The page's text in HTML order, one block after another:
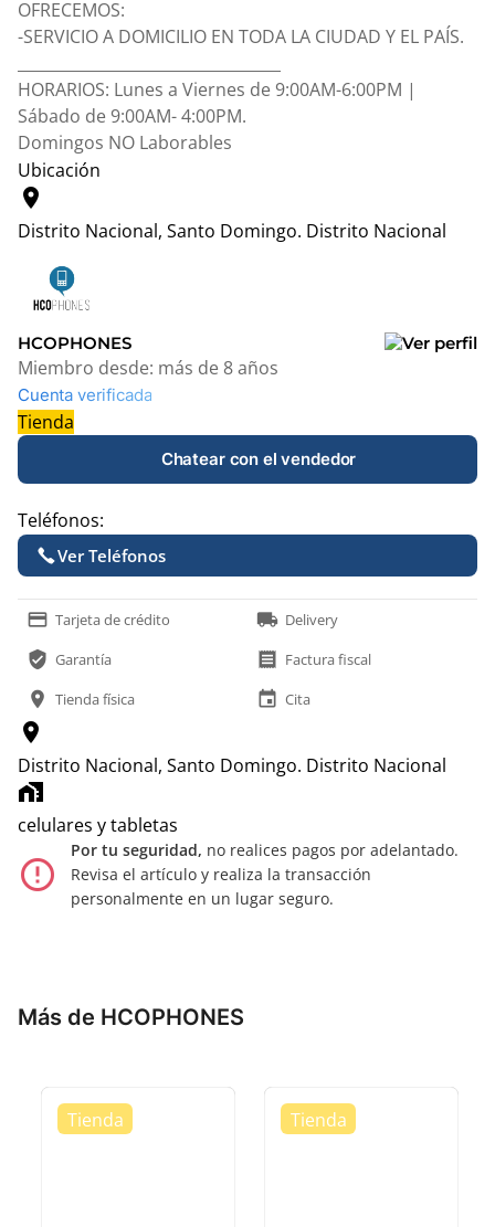
OFRECEMOS:
-SERVICIO A DOMICILIO EN TODA LA CIUDAD Y EL PAÍS.
HORARIOS: Lunes a Viernes de 9:00AM-6:00PM |
Sábado de 9:00AM- 4:00PM.
Domingos NO Laborables
Ubicación
location_on
Distrito Nacional, Santo Domingo. Distrito Nacional
+
−
Leaflet|© OpenStreetMap contributors
HCOPHONES
Miembro desde: más de 8 años
Cuenta verificada
Tienda
Chatear con el vendedor
Teléfonos:
Ver Teléfonos
payment Tarjeta de crédito local_shipping Delivery
verified_user Garantía receipt Factura fiscal
location_on Tienda física event Cita
location_on
Distrito Nacional, Santo Domingo. Distrito Nacional
home_work
celulares y tabletas
error_outline
Por tu seguridad, no realices pagos por adelantado.
Revisa el artículo y realiza la transacción
personalmente en un lugar seguro.
Más de HCOPHONES